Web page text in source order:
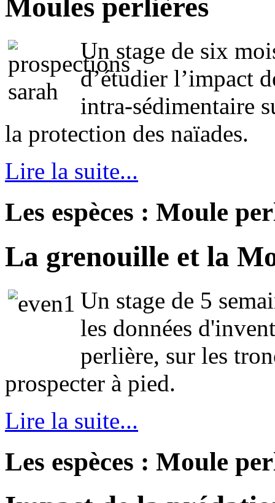
Moules perlières
Un stage de six
d’étudier l’impact
intra-sédimentaire
la protection des naïades.
Lire la suite...
Les espèces : Moule
La grenouille et la
Un stage de 5
les données
perlière, sur les
prospecter à pied.
Lire la suite...
Les espèces : Moule